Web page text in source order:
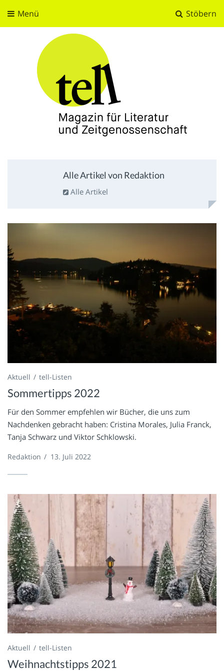
Stöbern
Menü
Alle Artikel von Redaktion
Alle Artikel
Aktuell tell-Listen
Sommertipps 2022
Für den Sommer empfehlen wir Bücher, die uns zum
Nachdenken gebracht haben: Cristina Morales, Julia Franck,
Tanja Schwarz und Viktor Schklowski.
Redaktion / 13. Juli 2022
Aktuell tell-Listen
Weihnachtstipps 2021